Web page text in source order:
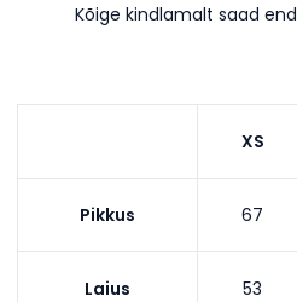
Kõige kindlamalt saad
XS
Pikkus 67
Laius 53